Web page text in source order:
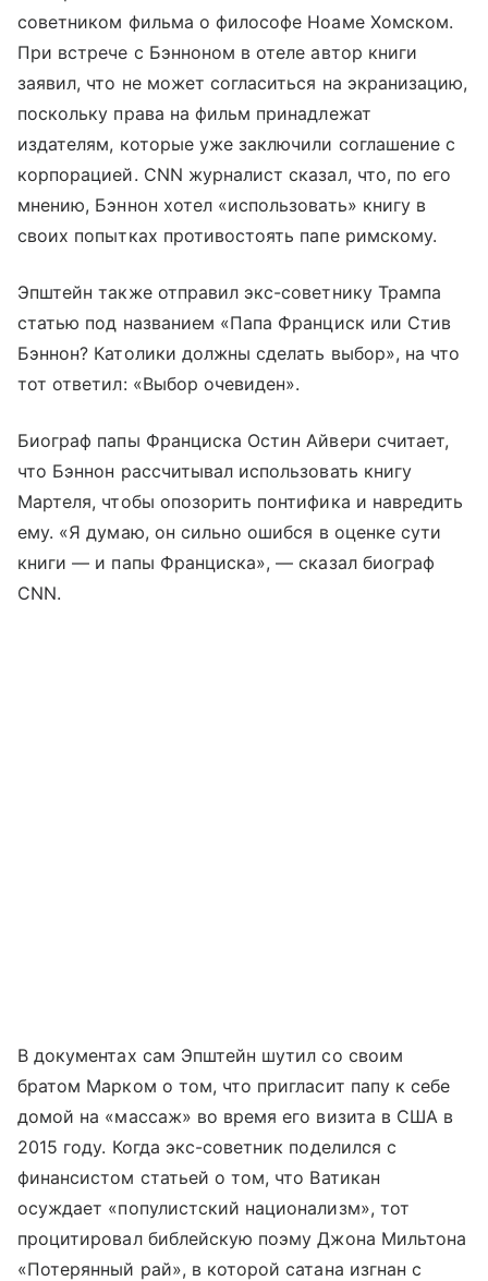
советником фильма о философе Ноаме Хомском.
При встрече с Бэнноном в отеле автор книги
заявил, что не может согласиться на экранизацию,
поскольку права на фильм принадлежат
издателям, которые уже заключили соглашение с
корпорацией. CNN журналист сказал, что, по его
мнению, Бэннон хотел «использовать» книгу в
своих попытках противостоять папе римскому.
Эпштейн также отправил экс-советнику Трампа
статью под названием «Папа Франциск или Стив
Бэннон? Католики должны сделать выбор», на что
тот ответил: «Выбор очевиден».
Биограф папы Франциска Остин Айвери считает,
что Бэннон рассчитывал использовать книгу
Мартеля, чтобы опозорить понтифика и навредить
ему. «Я думаю, он сильно ошибся в оценке сути
книги — и папы Франциска», — сказал биограф
CNN.
В документах сам Эпштейн шутил со своим
братом Марком о том, что пригласит папу к себе
домой на «массаж» во время его визита в США в
2015 году. Когда экс-советник поделился с
финансистом статьей о том, что Ватикан
осуждает «популистский национализм», тот
процитировал библейскую поэму Джона Мильтона
«Потерянный рай», в которой сатана изгнан с